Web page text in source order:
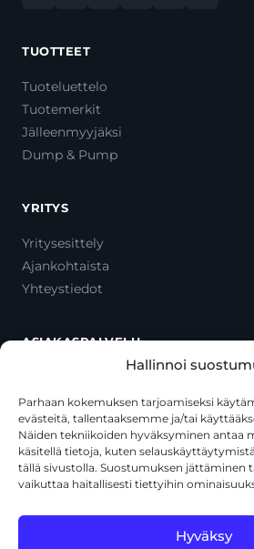
Hallinnoi
Parhaan kokemuksen tarjoamiseksi
evästeitä, tallentaaksemme ja/tai
Näiden tekniikoiden hyväksyminen antaa
käsitellä tietoja, kuten
tällä sivustolla. Suostumuksen jättäminen
vaikuttaa haitallisesti tiettyihin
Hyväksy
TUOTTEET
Tuoteluettelo
Tuotemerkit
Jälleenmyyjäksi
Dump & Pump
YRITYS
Yritysesittely
Ajankohtaista
Yhteystiedot
ASIAKASPALVELU
Oma tili
Maksutavat
Toimitustavat
Usein kysytyt kysymykset
+358 44 270 3795
asiakaspalvelu@toolcat.fi